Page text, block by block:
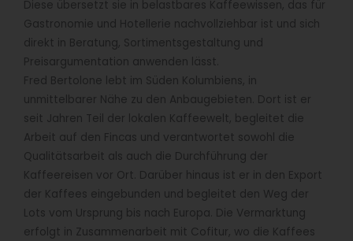
Diese übersetzt sie in belastbares Kaffeewissen, das für
Gastronomie und Hotellerie nachvollziehbar ist und sich
direkt in Beratung, Sortimentsgestaltung und
Preisargumentation anwenden lässt.
Fred Bertolone lebt im Süden Kolumbiens, in
unmittelbarer Nähe zu den Anbaugebieten. Dort ist er
seit Jahren Teil der lokalen Kaffeewelt, begleitet die
Arbeit auf den Fincas und verantwortet sowohl die
Qualitätsarbeit als auch die Durchführung der
Kaffeereisen vor Ort. Darüber hinaus ist er in den Export
der Kaffees eingebunden und begleitet den Weg der
Lots vom Ursprung bis nach Europa. Die Vermarktung
erfolgt in Zusammenarbeit mit Cofitur, wo die Kaffees